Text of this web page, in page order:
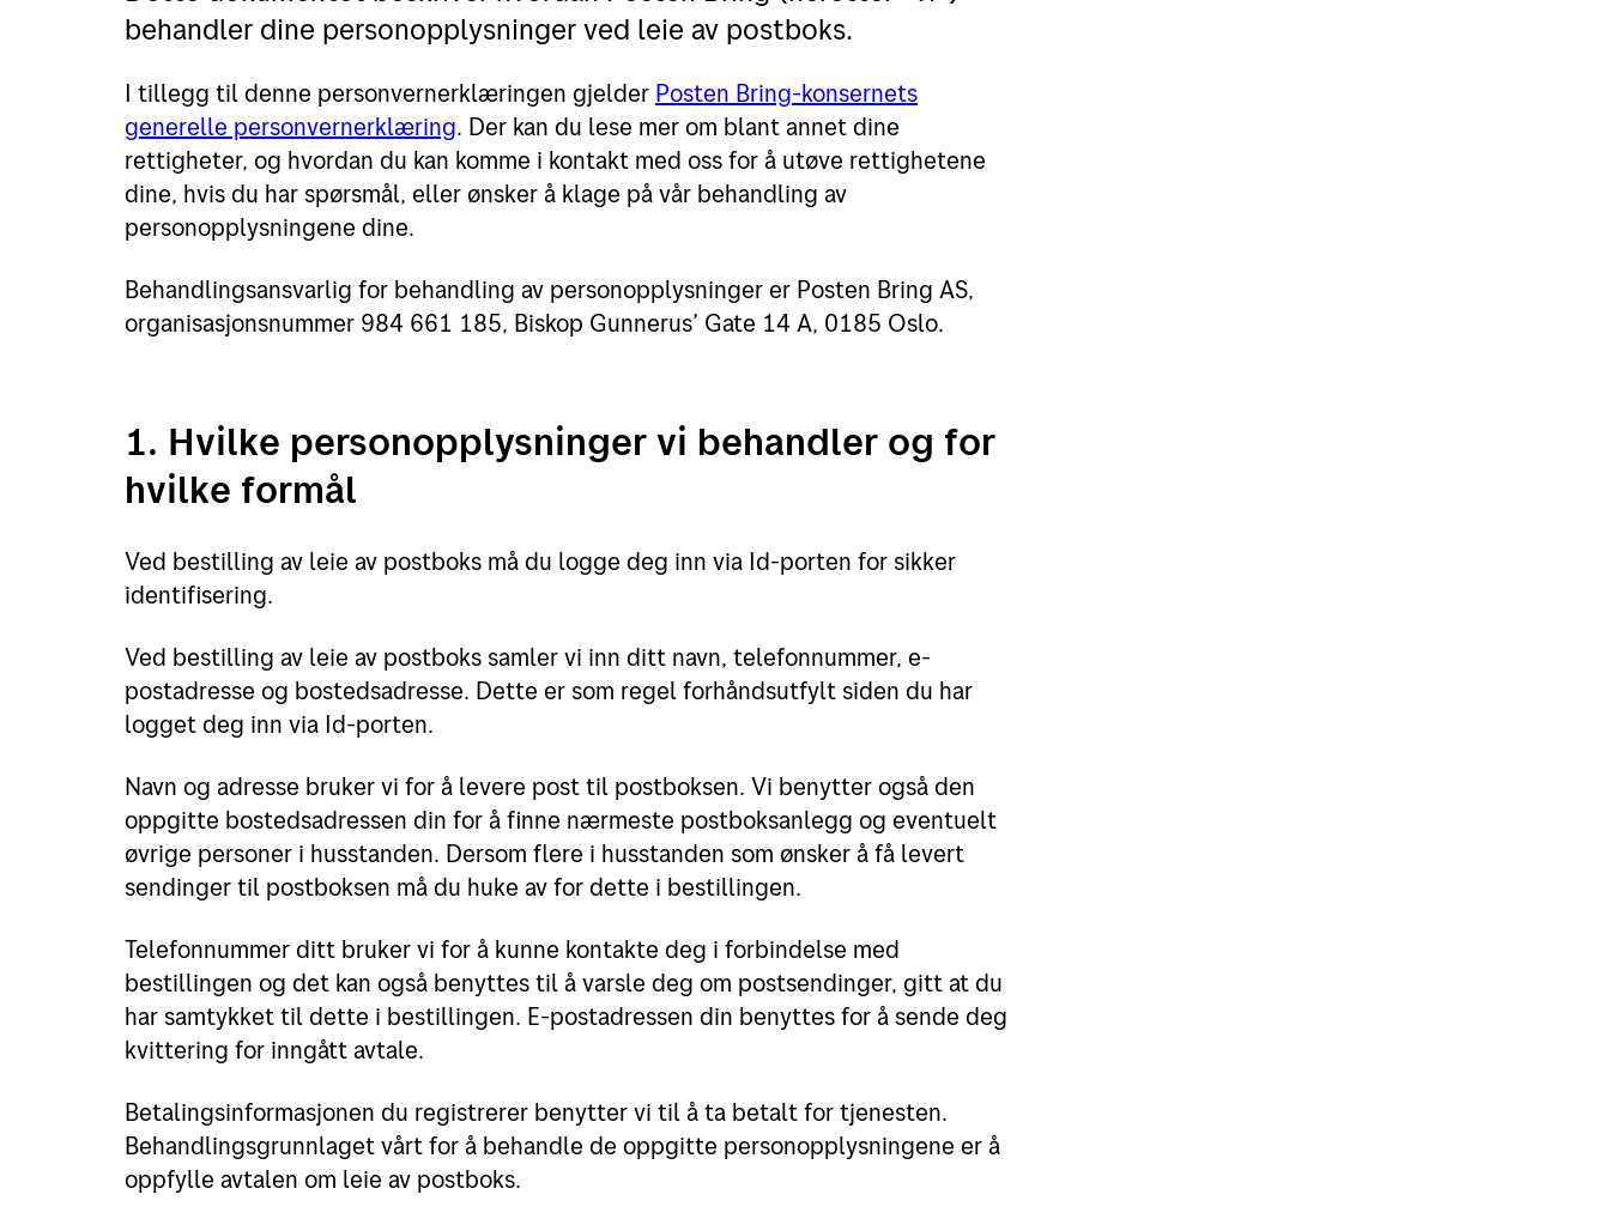
Retur
Priser for 2026
Leie postboks
Fortolling av sendinger
behandler dine personopplysninger ved leie av postboks.
I tillegg til denne personvernerklæringen gjelder Posten Bring-konsernets
generelle personvernerklæring. Der kan du lese mer om blant annet dine
rettigheter, og hvordan du kan komme i kontakt med oss for å utøve rettighetene
dine, hvis du har spørsmål, eller ønsker å klage på vår behandling av
personopplysningene dine.
Behandlingsansvarlig for behandling av personopplysninger er Posten Bring AS,
organisasjonsnummer 984 661 185, Biskop Gunnerus’ Gate 14 A, 0185 Oslo.
1. Hvilke personopplysninger vi behandler og for
hvilke formål
Ved bestilling av leie av postboks må du logge deg inn via Id-porten for sikker
identifisering.
Ved bestilling av leie av postboks samler vi inn ditt navn, telefonnummer, e-
postadresse og bostedsadresse. Dette er som regel forhåndsutfylt siden du har
logget deg inn via Id-porten.
Navn og adresse bruker vi for å levere post til postboksen. Vi benytter også den
oppgitte bostedsadressen din for å finne nærmeste postboksanlegg og eventuelt
øvrige personer i husstanden. Dersom flere i husstanden som ønsker å få levert
sendinger til postboksen må du huke av for dette i bestillingen.
Telefonnummer ditt bruker vi for å kunne kontakte deg i forbindelse med
bestillingen og det kan også benyttes til å varsle deg om postsendinger, gitt at du
har samtykket til dette i bestillingen. E-postadressen din benyttes for å sende deg
kvittering for inngått avtale.
Betalingsinformasjonen du registrerer benytter vi til å ta betalt for tjenesten.
Behandlingsgrunnlaget vårt for å behandle de oppgitte personopplysningene er å
oppfylle avtalen om leie av postboks.